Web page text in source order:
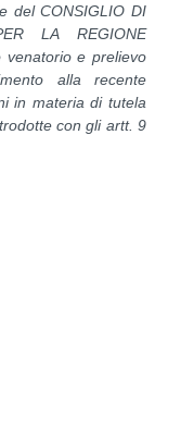
del CONSIGLIO DI
LA REGIONE
venatorio e prelievo
alla recente
in materia di tutela
con gli artt. 9